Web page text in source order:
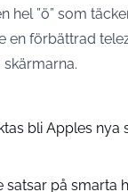
hel ”ö” som
en förbättrad
bli Apples
satsar på smarta